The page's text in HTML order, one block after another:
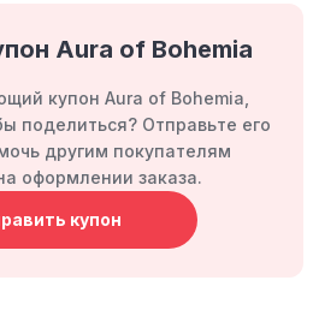
Aura of Bohemia
купон Aura of Bohemia,
поделиться? Отправьте его
другим покупателям
оформлении заказа.
купон